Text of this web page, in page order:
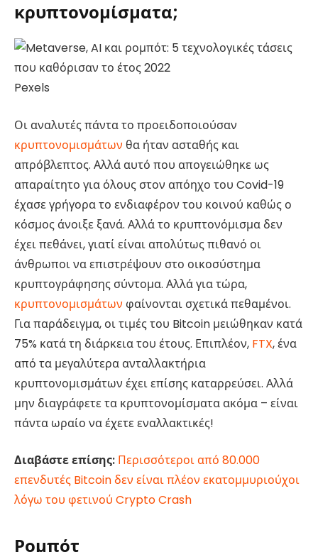
κρυπτονομίσματα;
Pexels
Οι αναλυτές πάντα το προειδοποιούσαν
κρυπτονομισμάτων θα ήταν ασταθής και
απρόβλεπτος. Αλλά αυτό που απογειώθηκε ως
απαραίτητο για όλους στον απόηχο του Covid-19
έχασε γρήγορα το ενδιαφέρον του κοινού καθώς ο
κόσμος άνοιξε ξανά. Αλλά το κρυπτονόμισμα δεν
έχει πεθάνει, γιατί είναι απολύτως πιθανό οι
άνθρωποι να επιστρέψουν στο οικοσύστημα
κρυπτογράφησης σύντομα. Αλλά για τώρα,
κρυπτονομισμάτων φαίνονται σχετικά πεθαμένοι.
Για παράδειγμα, οι τιμές του Bitcoin μειώθηκαν κατά
75% κατά τη διάρκεια του έτους. Επιπλέον, FTX, ένα
από τα μεγαλύτερα ανταλλακτήρια
κρυπτονομισμάτων έχει επίσης καταρρεύσει. Αλλά
μην διαγράφετε τα κρυπτονομίσματα ακόμα – είναι
πάντα ωραίο να έχετε εναλλακτικές!
Διαβάστε επίσης: Περισσότεροι από 80.000
επενδυτές Bitcoin δεν είναι πλέον εκατομμυριούχοι
λόγω του φετινού Crypto Crash
Ρομπότ